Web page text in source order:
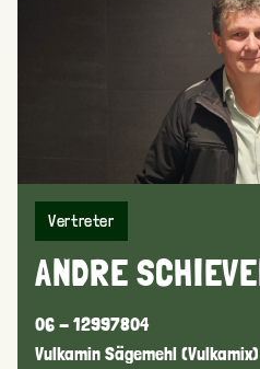
Vertreter
ANDRE
06 - 12997804
Vulkamin Sägemehl